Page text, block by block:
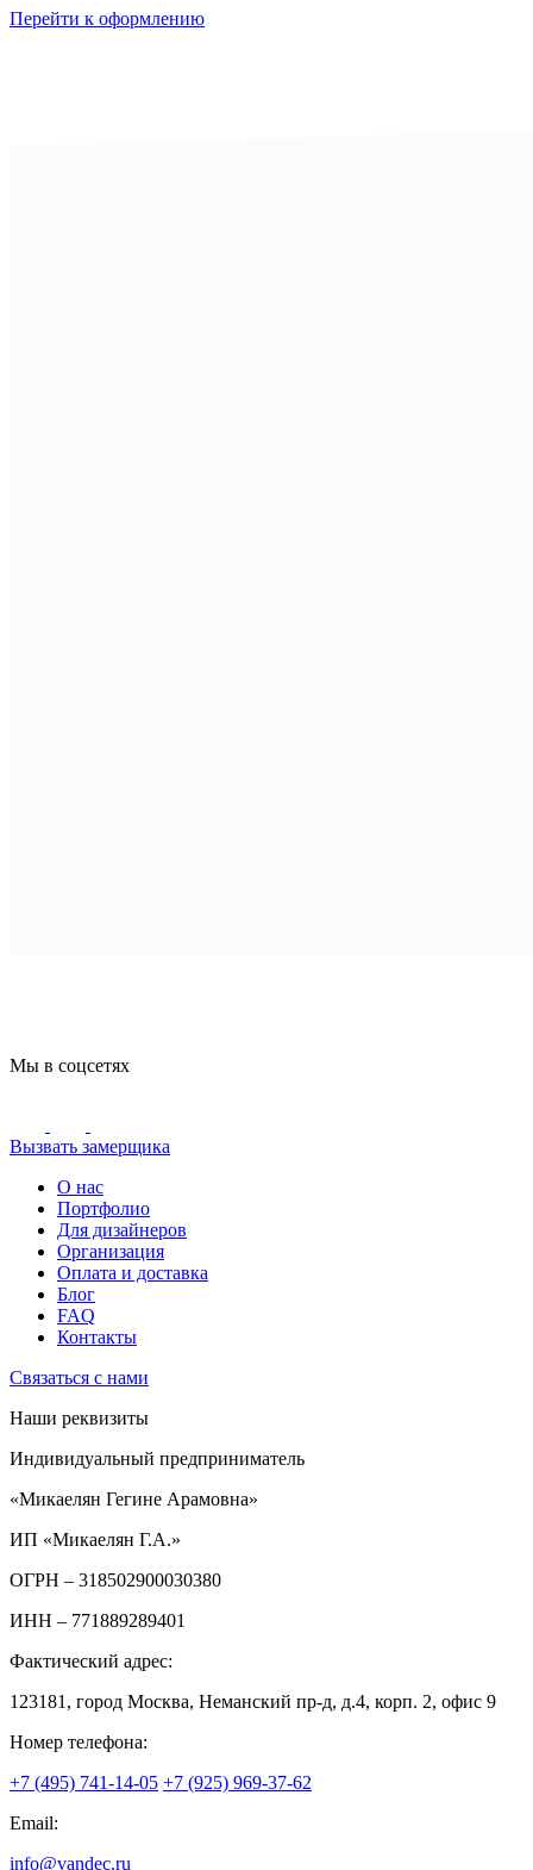
Перейти к оформлению
Мы в соцсетях
Вызвать замерщика
О нас
Портфолио
Для дизайнеров
Организация
Оплата и доставка
Блог
FAQ
Контакты
Связаться с нами
Наши реквизиты
Индивидуальный предприниматель
«Микаелян Гегине Арамовна»
ИП «Микаелян Г.А.»
ОГРН – 318502900030380
ИНН – 771889289401
Фактический адрес:
123181, город Москва, Неманский пр-д, д.4, корп. 2, офис 9
Номер телефона:
+7 (495) 741-14-05 +7 (925) 969-37-62
Email:
info@vandec.ru